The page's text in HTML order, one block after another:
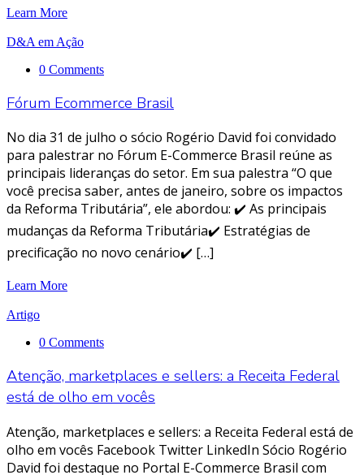
Learn More
D&A em Ação
0 Comments
Fórum Ecommerce Brasil
No dia 31 de julho o sócio Rogério David foi convidado
para palestrar no Fórum E-Commerce Brasil reúne as
principais lideranças do setor. Em sua palestra “O que
você precisa saber, antes de janeiro, sobre os impactos
da Reforma Tributária”, ele abordou: ✔️ As principais
mudanças da Reforma Tributária✔️ Estratégias de
precificação no novo cenário✔️ […]
Learn More
Artigo
0 Comments
Atenção, marketplaces e sellers: a Receita Federal
está de olho em vocês
Atenção, marketplaces e sellers: a Receita Federal está de
olho em vocês Facebook Twitter LinkedIn Sócio Rogério
David foi destaque no Portal E-Commerce Brasil com